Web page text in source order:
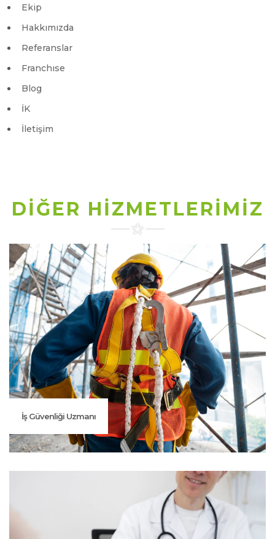
Ekip
Hakkımızda
Referanslar
Franchıse
Blog
İK
İletişim
DİĞER HİZMETLERİMİZ
İş Güvenliği Uzmanı